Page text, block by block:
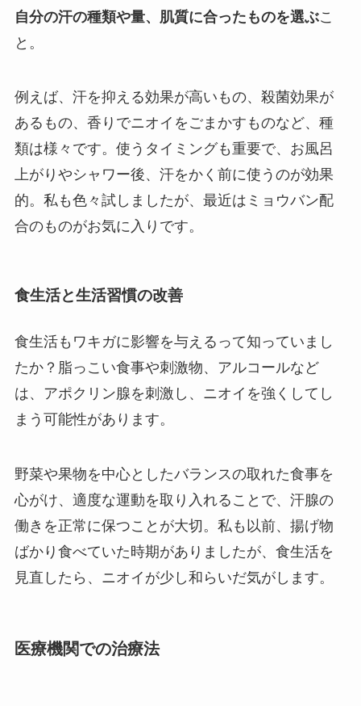
自分の汗の種類や量、肌質に合ったものを選ぶこ
と。
例えば、汗を抑える効果が高いもの、殺菌効果が
あるもの、香りでニオイをごまかすものなど、種
類は様々です。使うタイミングも重要で、お風呂
上がりやシャワー後、汗をかく前に使うのが効果
的。私も色々試しましたが、最近はミョウバン配
合のものがお気に入りです。
食生活と生活習慣の改善
食生活もワキガに影響を与えるって知っていまし
たか？脂っこい食事や刺激物、アルコールなど
は、アポクリン腺を刺激し、ニオイを強くしてし
まう可能性があります。
野菜や果物を中心としたバランスの取れた食事を
心がけ、適度な運動を取り入れることで、汗腺の
働きを正常に保つことが大切。私も以前、揚げ物
ばかり食べていた時期がありましたが、食生活を
見直したら、ニオイが少し和らいだ気がします。
医療機関での治療法